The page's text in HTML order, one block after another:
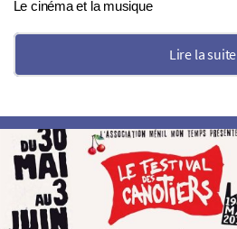
Le cinéma et la musique
Lire la suite